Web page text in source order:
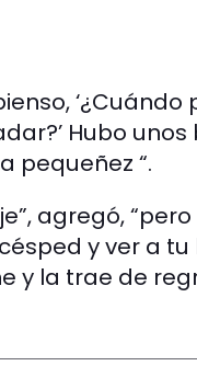
‘¿Cuándo
Hubo unos
pequeñez “.
agregó,
y ver a tu
y la trae de